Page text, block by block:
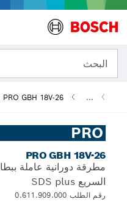
البحث
...
PRO GBH 18V-26
PRO
PRO GBH 18V-26
مطرقة دورانية عاملة
السريع SDS plus
رقم الطلب 0.611.909.000